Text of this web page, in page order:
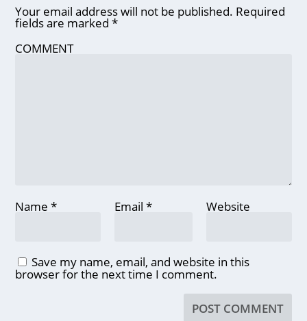
Your email address will not be published. Required
fields are marked*
COMMENT
Name* Email * Website
Save my name, email, and website in this
browser for the next time I comment.